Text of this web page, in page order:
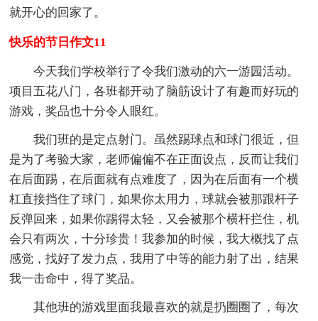
就开心的回家了。
快乐的节日作文11
今天我们学校举行了令我们激动的六一游园活动。
项目五花八门，各班都开动了脑筋设计了有趣而好玩的
游戏，奖品也十分令人眼红。
我们班的是定点射门。虽然踢球点和球门很近，但
是为了考验大家，老师偏偏不在正面设点，反而让我们
在后面踢，在后面就有点难度了，因为在后面有一个横
杠直接挡住了球门，如果你太用力，球就会被那跟杆子
反弹回来，如果你踢得太轻，又会被那个横杆拦住，机
会只有两次，十分珍贵！我参加的时候，我大概找了点
感觉，找好了发力点，我用了中等的能力射了出，结果
我一击命中，得了奖品。
其他班的游戏里面我最喜欢的就是扔圈圈了，每次